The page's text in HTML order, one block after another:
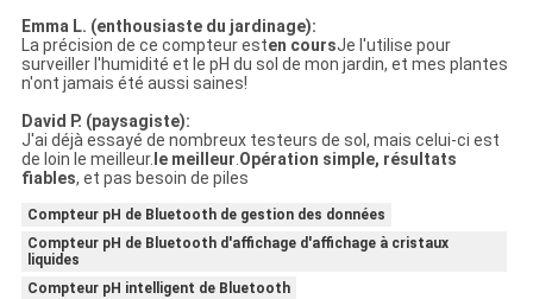
Emma L. (enthousiaste du jardinage):
La précision de ce compteur esten coursJe l'utilise pour
surveiller l'humidité et le pH du sol de mon jardin, et mes plantes
n'ont jamais été aussi saines!
David P. (paysagiste):
J'ai déjà essayé de nombreux testeurs de sol, mais celui-ci est
de loin le meilleur. le meilleur.Opération simple, résultats
fiables, et pas besoin de piles
Compteur pH de Bluetooth de gestion des données
Compteur pH de Bluetooth d'affichage d'affichage à cristaux
liquides
Compteur pH intelligent de Bluetooth